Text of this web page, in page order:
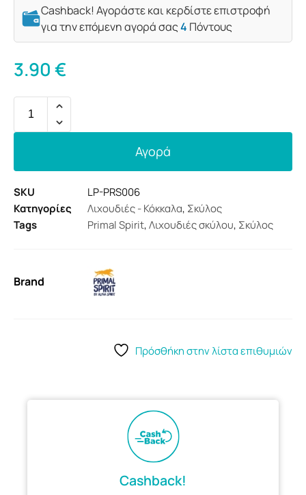
Cashback! Αγοράστε και κερδίστε επιστροφή
για την επόμενη αγορά σας4 Πόντους
3.90€
Αγορά
SKU
LP-PRS006
Κατηγορίες
Λιχουδιές - Κόκκαλα, Σκύλος
Tags
Primal Spirit,Λιχουδιές σκύλου, Σκύλος
Brand
Πρόσθήκη στην λίστα επιθυμιών
Cashback!